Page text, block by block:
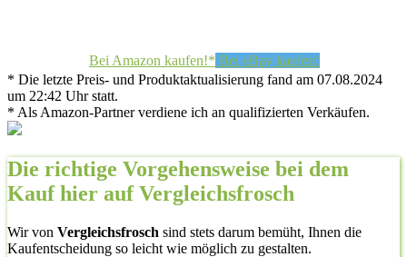
Bei Amazon kaufen!* Bei eBay kaufen!
* Die letzte Preis- und Produktaktualisierung fand am 07.08.2024
um 22:42 Uhr statt.
* Als Amazon-Partner verdiene ich an qualifizierten Verkäufen.
Die richtige Vorgehensweise bei dem
Kauf hier auf Vergleichsfrosch
Wir von Vergleichsfrosch sind stets darum bemüht, Ihnen die
Kaufentscheidung so leicht wie möglich zu gestalten.